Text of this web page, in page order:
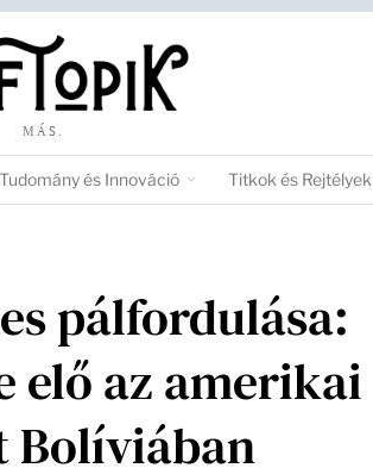
MÁS.
Tudomány és Innováció Titkok és Rejtélyek
pálfordulása:
elő az amerikai
Bolíviában